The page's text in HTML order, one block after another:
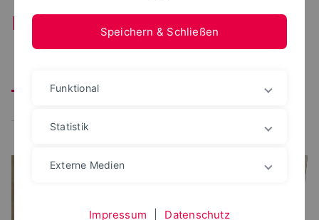
Ereignisse/Termine
Speichern & Schließen
Funktional
Statistik
Externe Medien
Impressum Datenschutz